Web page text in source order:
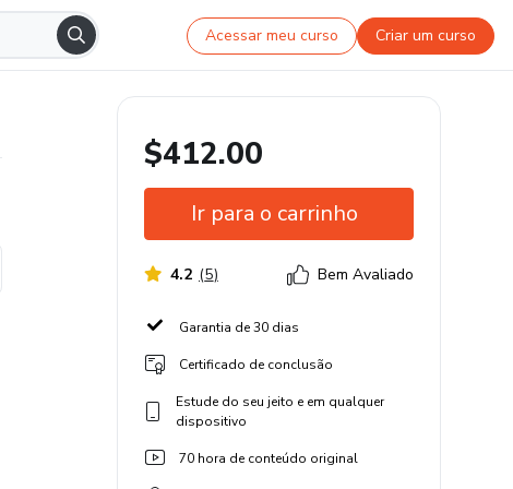
Acessar meu curso Criar um curso
$412.00
Ir para o carrinho
4.2 (5) Bem Avaliado
Garantia de 30 dias
Certificado de conclusão
Estude do seu jeito e em qualquer
dispositivo
70 hora de conteúdo original